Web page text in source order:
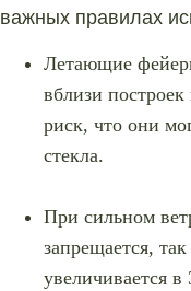
важных правилах
Летающие
вблизи
риск, что они
стекла.
При сильном
запрещается,
увеличивается в